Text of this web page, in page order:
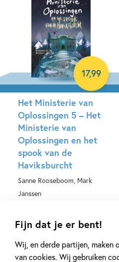
Fijn dat je er bent!
Wij, en derde partijen, maken
van cookies. Wij gebruiken
Het Ministerie van
Oplossingen 5 – Het
Ministerie van
Oplossingen en het
spook van de
Haviksburcht
Sanne Rooseboom, Mark
Janssen
17,99